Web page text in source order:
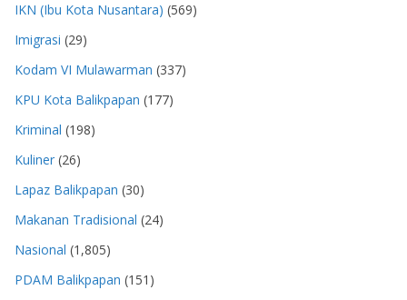
IKN (Ibu Kota Nusantara) (569)
Imigrasi (29)
Kodam VI Mulawarman (337)
KPU Kota Balikpapan (177)
Kriminal (198)
Kuliner (26)
Lapaz Balikpapan (30)
Makanan Tradisional (24)
Nasional (1,805)
PDAM Balikpapan (151)